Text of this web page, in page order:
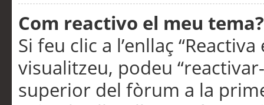
Com reactivo el meu tema?
Si feu clic a l’enllaç
visualitzeu, podeu
superior del fòrum a la